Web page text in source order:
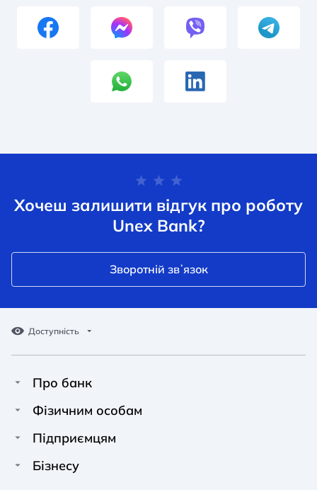
Хочеш залишити відгук про роботу
Unex Bank?
Зворотній звʼязок
Доступність
A A
Звичайний
A A
Середній
A A
Про банк
Про Unex Bank
Фізичним особам
Кредити
Підприємцям
Фінансування
Бізнесу